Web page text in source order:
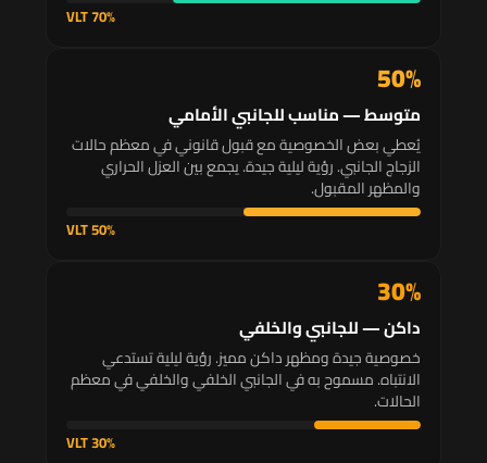
70% VLT
50%
متوسط — مناسب للجانبي الأمامي
يُعطي بعض الخصوصية مع قبول قانوني في معظم حالات
الزجاج الجانبي. رؤية ليلية جيدة. يجمع بين العزل الحراري
والمظهر المقبول.
50% VLT
30%
داكن — للجانبي والخلفي
خصوصية جيدة ومظهر داكن مميز. رؤية ليلية تستدعي
الانتباه. مسموح به في الجانبي الخلفي والخلفي في معظم
الحالات.
30% VLT